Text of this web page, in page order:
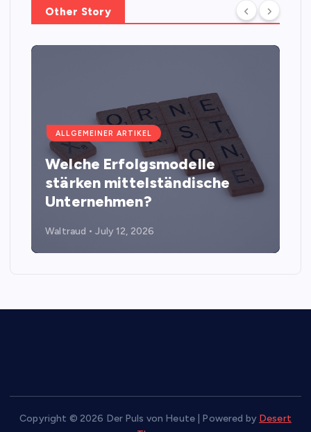
Other Story
ALLGEMEINER ARTIKEL
Welche Erfolgsmodelle
stärken mittelständische
Unternehmen?
Waltraud July 12, 2026
Copyright © 2026 Der Puls von Heute | Powered by Desert